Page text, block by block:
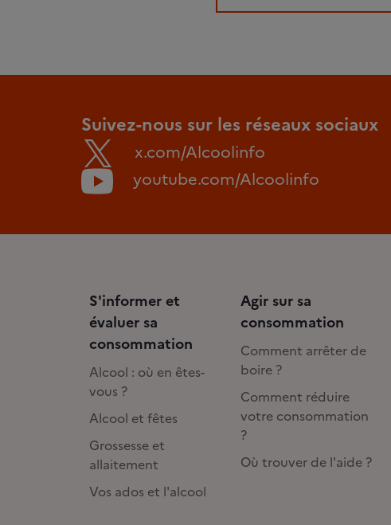
Suivez-nous sur les réseaux sociaux
x.com/Alcoolinfo
youtube.com/Alcoolinfo
S'informer et
évaluer sa
consommation
Alcool : où en êtes-
vous ?
Alcool et fêtes
Grossesse et
allaitement
Vos ados et l'alcool
Agir sur sa
consommation
Comment arrêter de
boire ?
Comment réduire
votre consommation
?
Où trouver de l'aide ?